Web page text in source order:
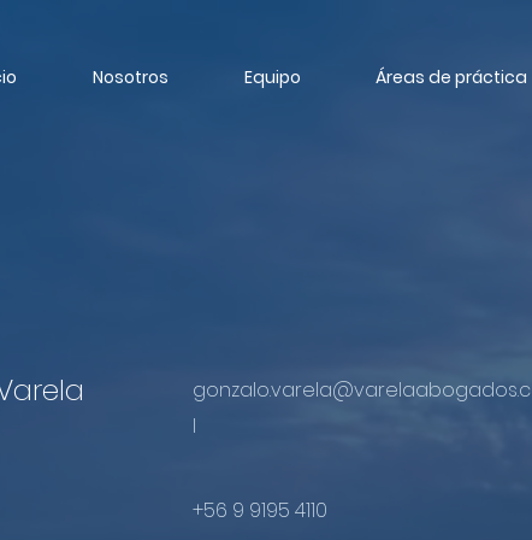
Nosotros Equipo Áreas de práctica
gonzalo.varela@varelaabogados.c
l
+56 9 9195 4110